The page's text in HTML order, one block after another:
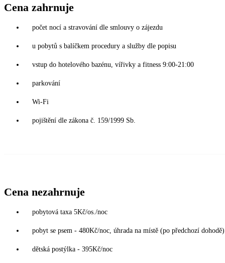
Cena zahrnuje
počet nocí a stravování dle smlouvy o zájezdu
u pobytů s balíčkem procedury a služby dle popisu
vstup do hotelového bazénu, vířivky a fitness 9:00-21:00
parkování
Wi-Fi
pojištění dle zákona č. 159/1999 Sb.
Cena nezahrnuje
pobytová taxa 5Kč/os./noc
pobyt se psem - 480Kč/noc, úhrada na místě (po předchozí dohodě)
dětská postýlka - 395Kč/noc